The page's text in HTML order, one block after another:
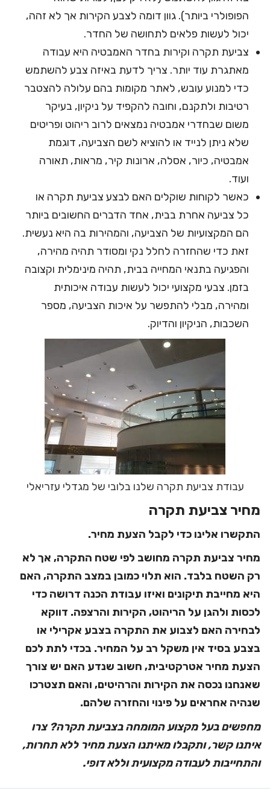
הפופולרי ביותר). גוון דומה לצבע הקירות אך לא זהה,
יכול לעשות פלאים לתחושה של החדר.
צביעת תקרה וקירות בחדר האמבטיה היא עבודה
מאתגרת עוד יותר. צריך לדעת באיזה צבע להשתמש
כדי למנוע עובש, לאתר מקומות בהם עלולה להצטבר
רטיבות ולתקנם, וחובה להקפיד על ניקיון, בעיקר
משום שבחדרי אמבטיה נמצאים לרוב ריהוט ופריטים
שלא ניתן לנייד או להוציא לשם הצביעה, דוגמת
אמבטיה, כיור, אסלה, ארונות קיר, מראות, תאורה
ועוד.
כאשר לקוחות שוקלים האם לבצע צביעת תקרה או
כל צביעה אחרת בבית, אחד הדברים החשובים ביותר
הם המקצועיות של הצביעה, והמהירות בה היא נעשית.
זאת כדי שהחזרה לחלל נקי ומסודר תהיה מהירה,
והפגיעה בתנאי המחייה בבית, תהיה מינימלית וקצובה
בזמן. צבעי מקצועי יכול לעשות עבודה איכותית
ומהירה, מבלי להתפשר על איכות הצביעה, מספר
השכבות, הניקיון והדיוק.
עבודת צביעת תקרה שלנו בלובי של מגדלי עזריאלי
מחיר צביעת תקרה
התקשרו אלינו כדי לקבל הצעת מחיר.
מחיר צביעת תקרה מחושב לפי שטח התקרה, אך לא
רק השטח בלבד. הוא תלוי כמובן במצב התקרה, האם
היא מחייבת תיקונים ואיזו עבודת הכנה דרושה כדי
לכסות ולהגן על הריהוט, הקירות והרצפה. דווקא
לבחירה האם לצבוע את התקרה בצבע אקרילי או
בצבע בסיד אין משקל רב על המחיר. בכדי לתת לכם
הצעת מחיר אטרקטיבית, חשוב שנדע האם יש צורך
שאנחנו נכסה את הקירות והרהיטים, והאם תצטרכו
שנהיה אחראים על פינוי והחזרה שלהם.
מחפשים בעל מקצוע המומחה בצביעת תקרה?צרו
איתנו קשר, ותקבלו מאיתנו הצעת מחיר ללא תחרות,
והתחייבות לעבודה מקצועית וללא דופי.